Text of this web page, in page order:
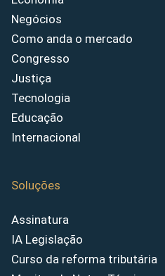
Negócios
Como anda o mercado
Congresso
Justiça
Tecnologia
Educação
Internacional
Soluções
Assinatura
IA Legislação
Curso da reforma tributária